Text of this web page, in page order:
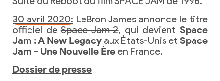
30 avril 2020: LeBron James annonce le titre
officiel deSpace Jam 2, qui devientSpace
Jam : A New Legacy aux États-Unis et Space
Jam - Une Nouvelle Ère en France.
Dossier de presse